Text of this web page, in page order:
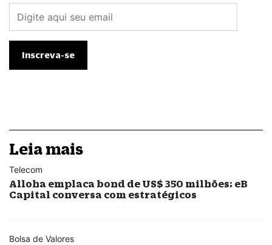
Leia mais
Telecom
Alloha emplaca bond de US$ 350 milhões; eB
Capital conversa com estratégicos
Bolsa de Valores